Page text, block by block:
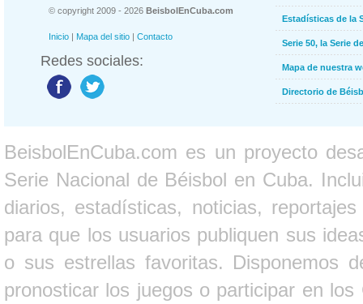
© copyright 2009 - 2026 BeisbolEnCuba.com
Inicio | Mapa del sitio | Contacto
Redes sociales:
Estadísticas de la
Serie 50, la Serie
Mapa de nuestra
Directorio de
BeisbolEnCuba.com es un proyecto
Serie Nacional de Béisbol en Cuba.
diarios, estadísticas, noticias,
para que los usuarios publiquen sus
o sus estrellas favoritas. Disponemos
pronosticar los juegos o participar en